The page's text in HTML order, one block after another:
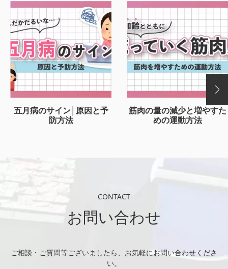
五月病のサイン│原因と予
防方法
筋肉の量の減少と増やすた
めの運動方法
CONTACT
お問い合わせ
ご相談・ご質問等ございましたら、お気軽にお問い合わせくださ
い。